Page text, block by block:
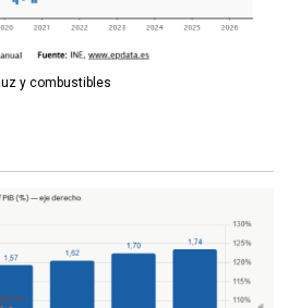
y combustibles